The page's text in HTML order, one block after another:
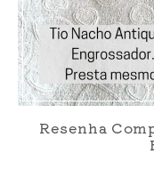
Resenha